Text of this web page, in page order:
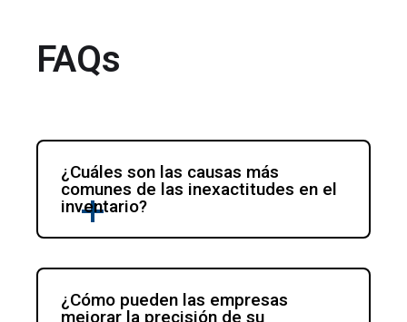
FAQs
¿Cuáles son las causas más
comunes de las inexactitudes en el
inventario?
¿Cómo pueden las empresas
mejorar la precisión de su